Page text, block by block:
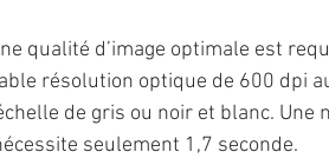
qualité d’image optimale est
résolution optique de 600 dpi
de gris ou noir et blanc. Une
seulement 1,7 seconde.